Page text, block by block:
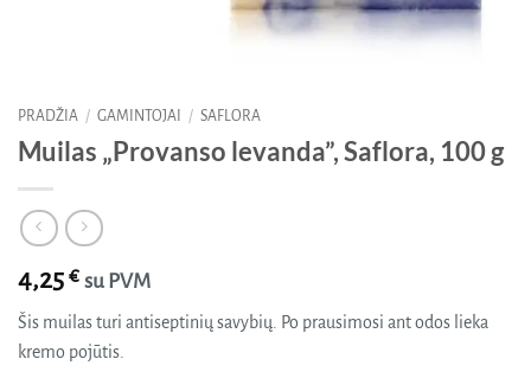
PRADŽIA / GAMINTOJAI / SAFLORA
Muilas „Provanso levanda”, Saflora, 100 g
4,25 € su PVM
Šis muilas turi antiseptinių savybių. Po prausimosi ant odos lieka
kremo pojūtis.